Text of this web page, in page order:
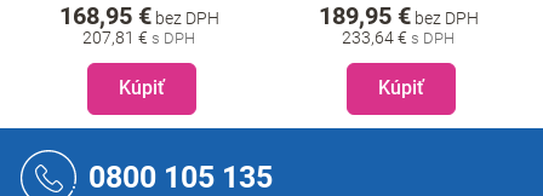
207,81 €
168,95 €bez DPH
Kúpiť
233,64 €
189,95 €bez DPH
Kúpiť
0800 105 135